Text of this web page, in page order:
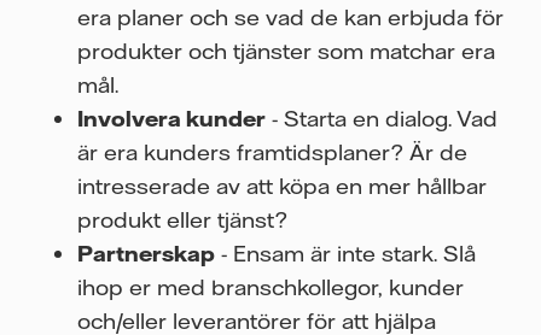
era planer och se vad de kan erbjuda för
produkter och tjänster som matchar era
mål.
Involvera kunder - Starta en dialog. Vad
är era kunders framtidsplaner? Är de
intresserade av att köpa en mer hållbar
produkt eller tjänst?
Partnerskap - Ensam är inte stark. Slå
ihop er med branschkollegor, kunder
och/eller leverantörer för att hjälpa